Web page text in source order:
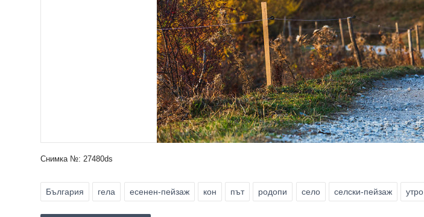
Снимка №: 27480ds
България гела есенен-пейзаж кон път родопи село селски-пейзаж утро